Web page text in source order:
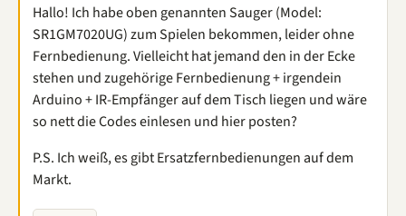
Hallo! Ich habe oben genannten Sauger (Model:
SR1GM7020UG) zum Spielen bekommen, leider ohne
Fernbedienung. Vielleicht hat jemand den in der Ecke
stehen und zugehörige Fernbedienung + irgendein
Arduino + IR-Empfänger auf dem Tisch liegen und wäre
so nett die Codes einlesen und hier posten?
P.S. Ich weiß, es gibt Ersatzfernbedienungen auf dem
Markt.